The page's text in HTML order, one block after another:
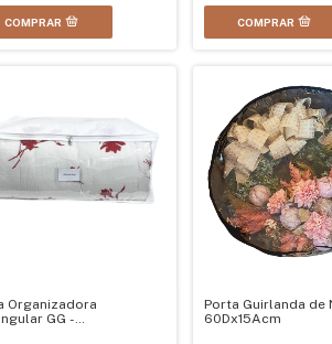
Organizadora
GG -
Porta Guirlanda de
60Dx15Acm